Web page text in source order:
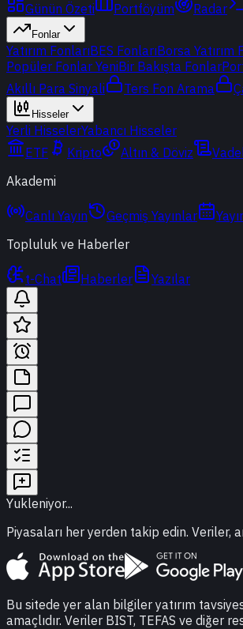
Günün Özeti Portföyüm Radar
Fonlar
Yatırım FonlarıBES FonlarıBorsa Yatırım
Popüler Fonlar YeniBir Bakışta Fonlar
Akıllı Para Sinyali
Ters Fon Arama
Hisseler
Yerli HisselerYabancı Hisseler
ETF
Kripto Altın & Döviz
Akademi
Canlı Yayın Geçmiş Yayınlar
Topluluk ve Haberler
t-Chat Haberler Yazılar
Yukleniyor...
Piyasaları her yerden takip edin. Veriler,
Bu sitede yer alan bilgiler yatırım
amaçlıdır. Veriler BIST, TEFAS ve diğer